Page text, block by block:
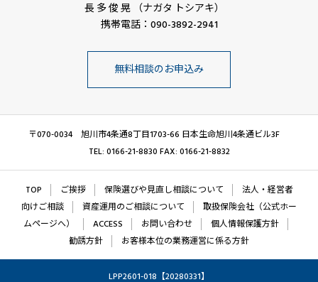
長 多 俊 晃 （ナガタ トシアキ）
携帯電話：090-3892-2941
無料相談のお申込み
〒070-0034 旭川市4条通8丁目1703-66 日本生命旭川4条通ビル3F
TEL: 0166-21-8830 FAX: 0166-21-8832
TOP ご挨拶 保険選びや見直し相談について
法人・経営者
向けご相談
資産運用のご相談について
取扱保険会社（公式ホー
ムページへ）
ACCESS お問い合わせ
個人情報保護方針
勧誘方針
お客様本位の業務運営に係る方針
LPP2601-018【20280331】